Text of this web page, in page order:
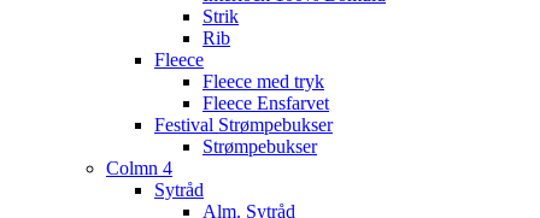
Strik
Rib
Fleece
Fleece med tryk
Fleece Ensfarvet
Festival Strømpebukser
Strømpebukser
Colmn 4
Sytråd
Alm. Sytråd